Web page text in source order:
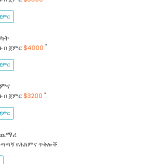
በ ጀምር$4000 *
በ ጀምር$3200 *
የሕክምና ጥቅሎች